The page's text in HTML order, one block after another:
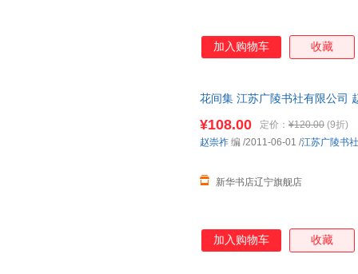
加入购物车 收藏
花间集 江苏广陵书社有限公司
¥108.00 定价： ¥120.00 (9折)
新华书店辽宁旗舰店
赵崇祚 编 /2011-06-01 /江苏广陵书
加入购物车 收藏